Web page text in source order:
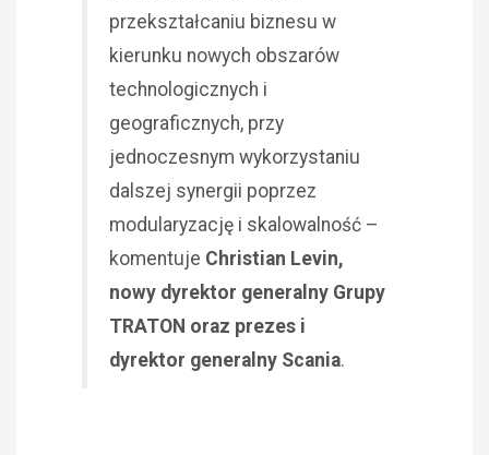
przekształcaniu biznesu w
kierunku nowych obszarów
technologicznych i
geograficznych, przy
jednoczesnym wykorzystaniu
dalszej synergii poprzez
modularyzację i skalowalność –
komentuje Christian Levin,
nowy dyrektor generalny Grupy
TRATON oraz prezes i
dyrektor generalny Scania.